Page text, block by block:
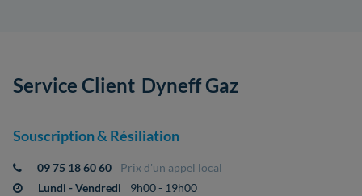
Dyneff Gaz
Service Client
Souscription & Résiliation
09 75 18 60 60
Prix d'un appel local
Lundi - Vendredi
9h00 - 19h00